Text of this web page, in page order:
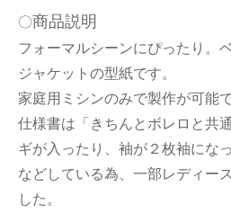
〇商品説明
フォーマルシーンにぴったり。
ジャケットの型紙です。
家庭用ミシンのみで製作が可能で
仕様書は「きちんとボレロと共
ギが入ったり、袖が２枚袖にな
などしている為、一部レディー
した。